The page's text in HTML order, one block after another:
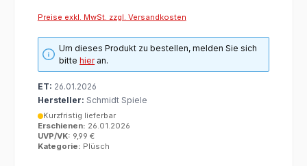
Preise exkl. MwSt. zzgl. Versandkosten
Um dieses Produkt zu bestellen, melden Sie sich
bittehieran.
ET: 26.01.2026
Hersteller: Schmidt Spiele
Kurzfristig lieferbar
Erschienen: 26.01.2026
UVP/VK: 9,99 €
Kategorie: Plüsch